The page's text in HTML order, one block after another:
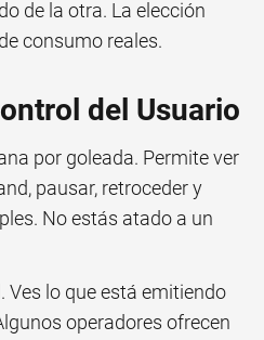
de la otra. La elección
consumo reales.
del Usuario
por goleada. Permite ver
pausar, retroceder y
No estás atado a un
Ves lo que está emitiendo
operadores ofrecen